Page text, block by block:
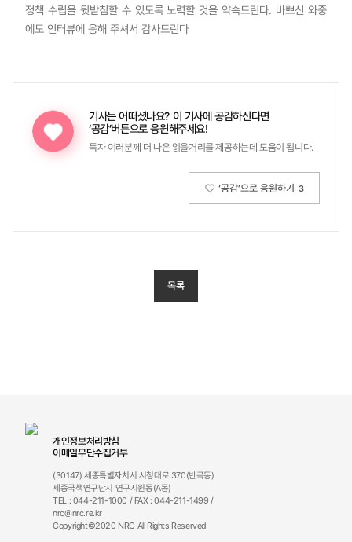
정책 수립을 뒷받침할 수 있도록 노력할 것을 약속드린다. 바쁘신 와중
에도 인터뷰에 응해 주셔서 감사드린다
기사는 어떠셨나요? 이 기사에 공감하신다면
‘공감’버튼으로 응원해주세요!
독자 여러분께 더 나은 읽을거리를 제공하는데 도움이 됩니다.
‘공감’으로 응원하기 3
목록
개인정보처리방침
이메일무단수집거부
(30147) 세종특별자치시 시청대로 370(반곡동)
세종국책연구단지 연구지원동(A동)
TEL : 044-211-1000 / FAX : 044-211-1499 /
nrc@nrc.re.kr
Copyright©2020 NRC All Rights Reserved